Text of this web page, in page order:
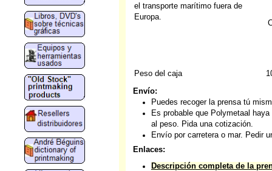
el transporte marítimo fuera de
Europa.
Peso del caja
Envío:
Puedes recoger la prensa tú
Es probable que Polymetaal
al peso. Pida una cotización.
Envío por carretera o mar. Pedir
Enlaces:
Descripción completa de la